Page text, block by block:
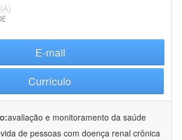
E-mail
Currículo
avaliação e monitoramento da saúde
de pessoas com doença renal crônica